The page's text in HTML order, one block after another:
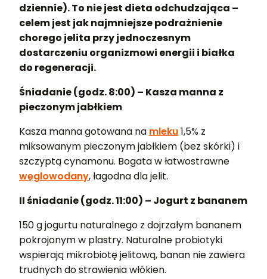
dziennie). To nie jest dieta odchudzająca –
celem jest jak najmniejsze podrażnienie
chorego jelita przy jednoczesnym
dostarczeniu organizmowi energii i białka
do regeneracji.
Śniadanie (godz. 8:00) – Kasza manna z
pieczonym jabłkiem
Kasza manna gotowana na mleku1,5% z
miksowanym pieczonym jabłkiem (bez skórki) i
szczyptą cynamonu. Bogata w łatwostrawne
węglowodany, łagodna dla jelit.
II śniadanie (godz. 11:00) – Jogurt z bananem
150 g jogurtu naturalnego z dojrzałym bananem
pokrojonym w plastry. Naturalne probiotyki
wspierają mikrobiotę jelitową, banan nie zawiera
trudnych do strawienia włókien.